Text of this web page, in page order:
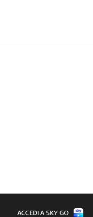
ACCEDI A SKY GO